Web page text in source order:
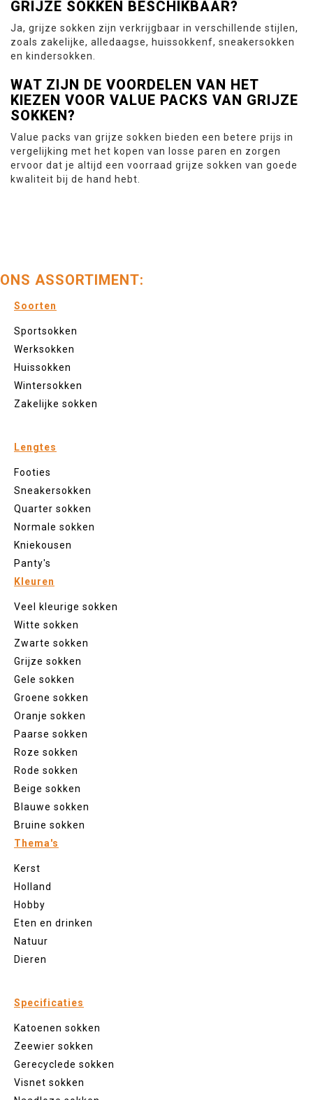
GRIJZE SOKKEN BESCHIKBAAR?
Ja, grijze sokken zijn verkrijgbaar in verschillende stijlen,
zoals zakelijke, alledaagse, huissokkenf, sneakersokken
en kindersokken.
WAT ZIJN DE VOORDELEN VAN HET
KIEZEN VOOR VALUE PACKS VAN GRIJZE
SOKKEN?
Value packs van grijze sokken bieden een betere prijs in
vergelijking met het kopen van losse paren en zorgen
ervoor dat je altijd een voorraad grijze sokken van goede
kwaliteit bij de hand hebt.
ONS ASSORTIMENT:
Soorten
Sportsokken
Werksokken
Huissokken
Wintersokken
Zakelijke sokken
Lengtes
Footies
Sneakersokken
Quarter sokken
Normale sokken
Kniekousen
Panty's
Kleuren
Veel kleurige sokken
Witte sokken
Zwarte sokken
Grijze sokken
Gele sokken
Groene sokken
Oranje sokken
Paarse sokken
Roze sokken
Rode sokken
Beige sokken
Blauwe sokken
Bruine sokken
Thema's
Kerst
Holland
Hobby
Eten en drinken
Natuur
Dieren
Specificaties
Katoenen sokken
Zeewier sokken
Gerecyclede sokken
Visnet sokken